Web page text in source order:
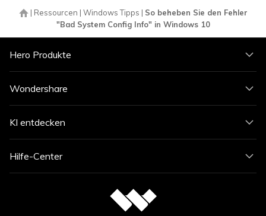
| Ressourcen | Windows Tipps | So beheben Sie den Fehler
"Bad System Config Info" in Windows 10
Hero Produkte
Wondershare
KI entdecken
Hilfe-Center